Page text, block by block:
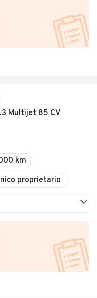
Multijet 85 CV
km
proprietario